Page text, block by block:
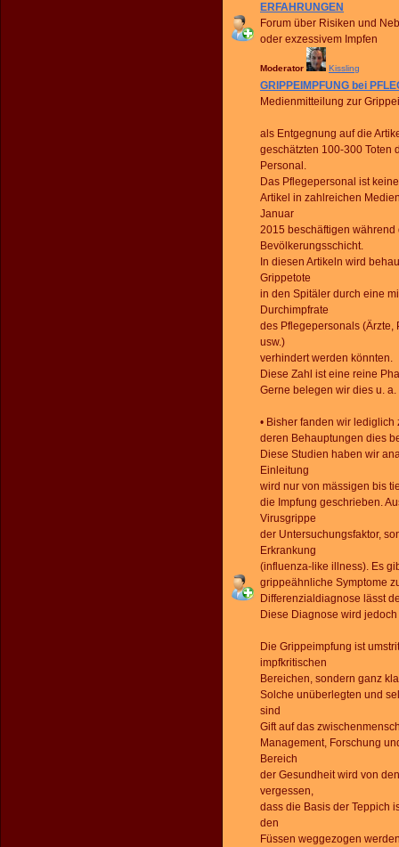
ERFAHRUNGEN
Forum über Risiken und
oder exzessivem Impfen
Moderator Kissling
GRIPPEIMPFUNG bei
Medienmitteilung zur
als Entgegnung auf die
geschätzten 100-300 Toten
Personal.
Das Pflegepersonal ist
Artikel in zahlreichen
Januar
2015 beschäftigen
Bevölkerungsschicht.
In diesen Artikeln wird
Grippetote
in den Spitäler durch eine
Durchimpfrate
des Pflegepersonals (Ärzte,
usw.)
verhindert werden könnten.
Diese Zahl ist eine reine
Gerne belegen wir dies u.
• Bisher fanden wir
deren Behauptungen dies
Diese Studien haben wir
Einleitung
wird nur von mässigen bis
die Impfung geschrieben.
Virusgrippe
der Untersuchungsfaktor,
Erkrankung
(influenza-like illness). Es
grippeähnliche Symptome
Differenzialdiagnose lässt
Diese Diagnose wird
Die Grippeimpfung ist
impfkritischen
Bereichen, sondern ganz
Solche unüberlegten und
sind
Gift auf das
Management, Forschung
Bereich
der Gesundheit wird von
vergessen,
dass die Basis der Teppich
den
Füssen weggezogen